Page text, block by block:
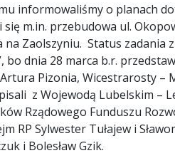
informowaliśmy o planach
m.in. przebudowa ul.
Zaolszyniu. Status zadania z
bo dnia 28 marca b.r.
Pizonia, Wicestrarosty –
z Wojewodą Lubelskim –
Rządowego Funduszu
RP Sylwester Tułajew i
i Bolesław Gzik.